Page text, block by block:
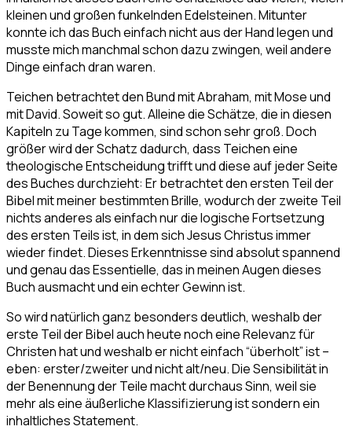
kleinen und großen funkelnden Edelsteinen. Mitunter
konnte ich das Buch einfach nicht aus der Hand legen und
musste mich manchmal schon dazu zwingen, weil andere
Dinge einfach dran waren.
Teichen betrachtet den Bund mit Abraham, mit Mose und
mit David. Soweit so gut. Alleine die Schätze, die in diesen
Kapiteln zu Tage kommen, sind schon sehr groß. Doch
größer wird der Schatz dadurch, dass Teichen eine
theologische Entscheidung trifft und diese auf jeder Seite
des Buches durchzieht: Er betrachtet den ersten Teil der
Bibel mit meiner bestimmten Brille, wodurch der zweite Teil
nichts anderes als einfach nur die logische Fortsetzung
des ersten Teils ist, in dem sich Jesus Christus immer
wieder findet. Dieses Erkenntnisse sind absolut spannend
und genau das Essentielle, das in meinen Augen dieses
Buch ausmacht und ein echter Gewinn ist.
So wird natürlich ganz besonders deutlich, weshalb der
erste Teil der Bibel auch heute noch eine Relevanz für
Christen hat und weshalb er nicht einfach “überholt” ist –
eben: erster/zweiter und nicht alt/neu. Die Sensibilität in
der Benennung der Teile macht durchaus Sinn, weil sie
mehr als eine äußerliche Klassifizierung ist sondern ein
inhaltliches Statement.